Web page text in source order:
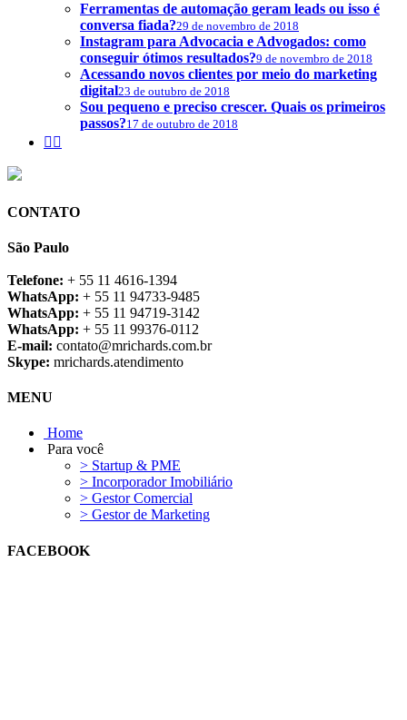
Ferramentas de automação geram leads ou isso é
conversa fiada?29 de novembro de 2018
Instagram para Advocacia e Advogados: como
conseguir ótimos resultados?9 de novembro de 2018
Acessando novos clientes por meio do marketing
digital23 de outubro de 2018
Sou pequeno e preciso crescer. Quais os primeiros
passos?17 de outubro de 2018
 
CONTATO
São Paulo
Telefone: + 55 11 4616-1394
WhatsApp: + 55 11 94733-9485
WhatsApp: + 55 11 94719-3142
WhatsApp: + 55 11 99376-0112
E-mail: contato@mrichards.com.br
Skype: mrichards.atendimento
MENU
Home
Para você
> Startup & PME
> Incorporador Imobiliário
> Gestor Comercial
> Gestor de Marketing
FACEBOOK